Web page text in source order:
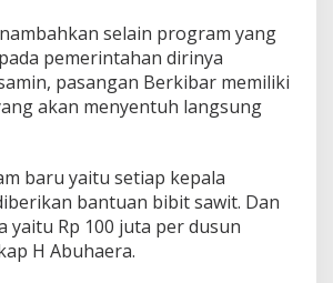
selain program yang
pemerintahan dirinya
pasangan Berkibar memiliki
akan menyentuh langsung
baru yaitu setiap kepala
bantuan bibit sawit. Dan
yaitu Rp 100 juta per dusun
H Abuhaera.